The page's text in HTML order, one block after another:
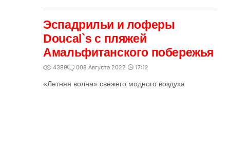
Эспадрильи и лоферы
Doucal`s с пляжей
Амальфитанского побережья
4389 008 Августа 2022 17:12
«Летняя волна» свежего модного воздуха